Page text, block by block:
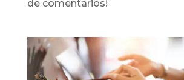
de comentarios!